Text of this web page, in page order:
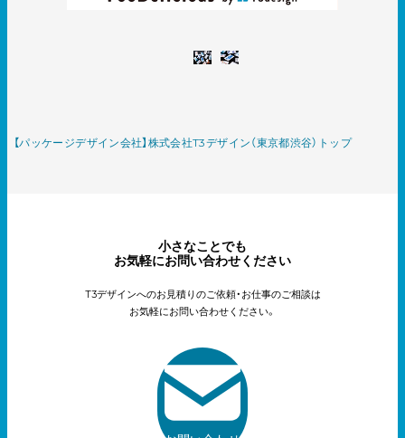
【パッケージデザイン会社】株式会社T3デザイン（東京都渋谷）トップ
小さなことでも
お気軽にお問い合わせください
T3デザインへのお見積りのご依頼・お仕事のご相談は
お気軽にお問い合わせください。